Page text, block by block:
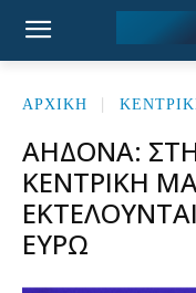
ΑΡΧΙΚΉ
ΑΗΔΟΝΆ:
ΚΕΝΤΡΙΚΉ
ΕΥΡΏ